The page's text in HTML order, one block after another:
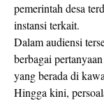
pemerintah desa
instansi terkait.
Dalam audiensi
berbagai
yang berada di
Hingga kini,